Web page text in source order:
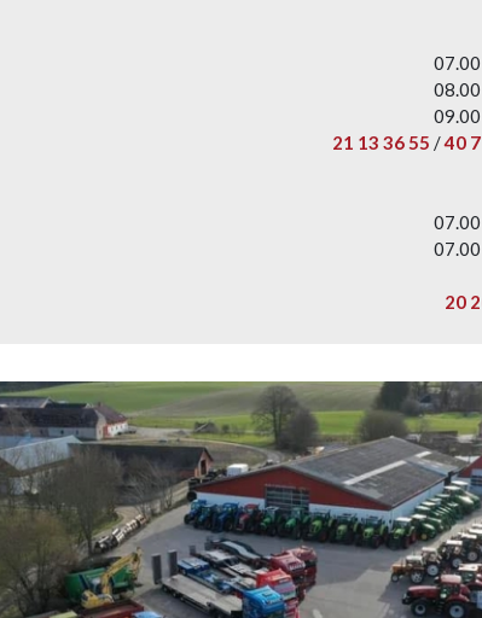
21 13 36 55 /40
20